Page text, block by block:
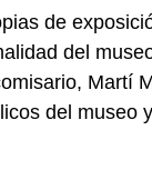
de
del
Martí
del museo